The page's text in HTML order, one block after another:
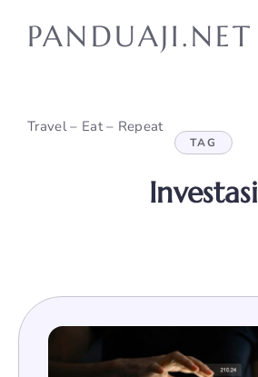
PANDUAJI.NET
Travel – Eat – Repeat
TAG
Investasi